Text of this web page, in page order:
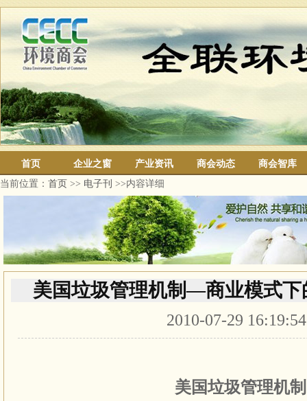
首页 企业之窗 产业资讯 商会动态
商会智库
当前位置： 首页 >> 电子刊 >>内容详细
美国垃圾管理机制—商业模式下
2010-07-29
美国垃圾管理机制